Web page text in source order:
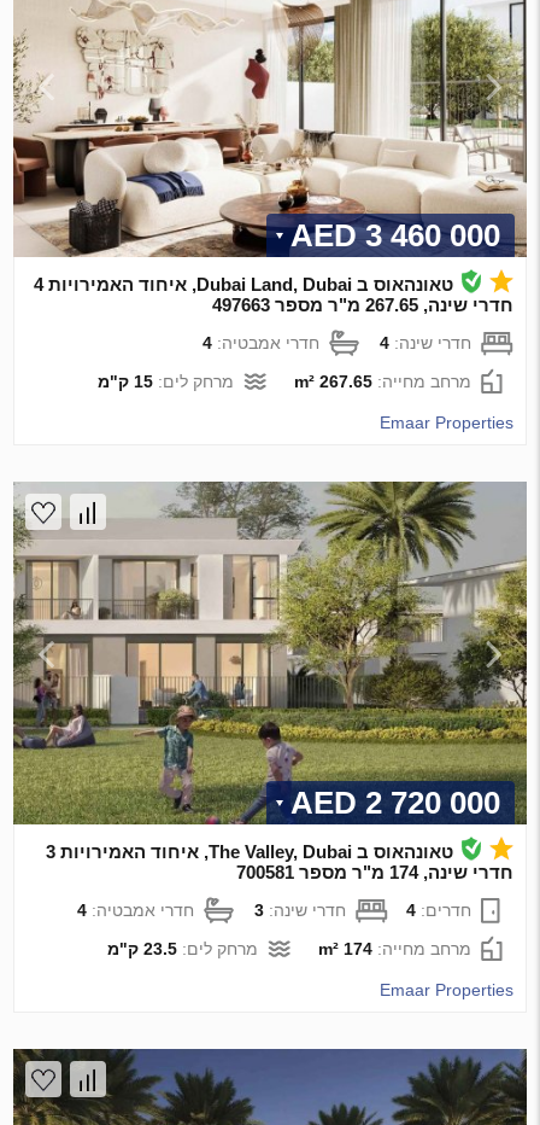
3 460 000 AED
טאונהאוס ב Dubai Land, Dubai, איחוד האמירויות 4
חדרי שינה, 267.65 מ"ר מספר 497663
חדרי שינה:4 חדרי אמבטיה:4
מרחב מחייה:267.65 m² מרחק לים:15 ק"מ
Emaar Properties
2 720 000 AED
טאונהאוס ב The Valley, Dubai, איחוד האמירויות 3
חדרי שינה, 174 מ"ר מספר 700581
חדרים:4 חדרי שינה:3 חדרי אמבטיה:4
מרחב מחייה:174 m² מרחק לים:23.5 ק"מ
Emaar Properties